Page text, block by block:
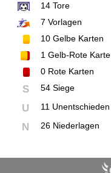
14 Tore
7 Vorlagen
10 Gelbe Karten
1 Gelb-Rote Karte
0 Rote Karten
S 54 Siege
U 11 Unentschieden
N 26 Niederlagen